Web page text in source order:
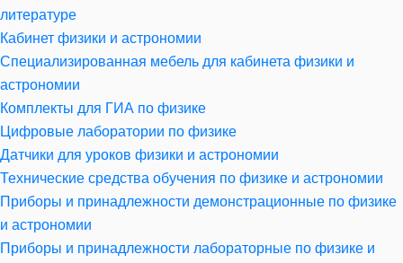
литературе
Кабинет физики и астрономии
Специализированная мебель для кабинета физики и
астрономии
Комплекты для ГИА по физике
Цифровые лаборатории по физике
Датчики для уроков физики и астрономии
Технические средства обучения по физике и астрономии
Приборы и принадлежности демонстрационные по физике
и астрономии
Приборы и принадлежности лабораторные по физике и